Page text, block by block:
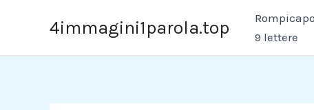
4immagini1parola.top
9 lettere